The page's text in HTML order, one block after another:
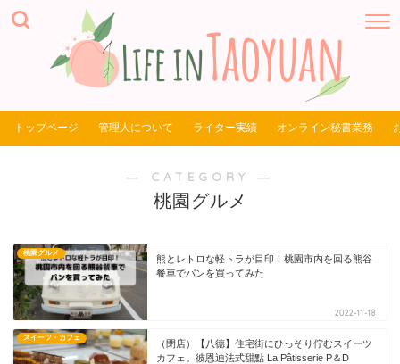
トップページ 管理人について ライター実績 オンライン秘書業務
― CATEGORY ―
桃園グルメ
桃園グルメ
熊とレトロな軽トラが目印！桃園市内を回る熊谷
餐車でパンを買ってみた
2022-11-18
スイーツ・カフェ
（閉店）【八德】住宅街にひっそり佇むスイーツ
カフェ。彼恩迪法式甜點 La Pâtisserie P＆D